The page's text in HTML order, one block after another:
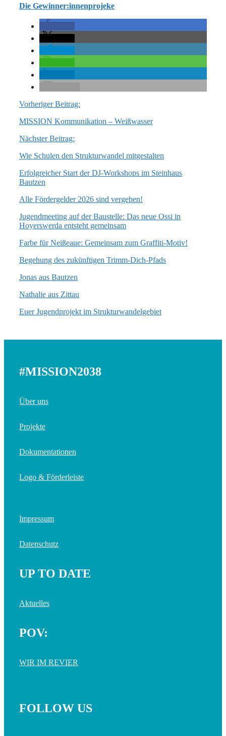
Die Gewinner:innenprojeke
Vorheriger Beitrag:
MISSION Kommunikation – Weißwasser
Nächster Beitrag:
Wie Schulen den Strukturwandel mitgestalten
Erfolgreicher Start der DJ-Workshops im Steinhaus
Bautzen
Alle Fördergelder 2026 sind vergeben!
Jugendmeeting auf der Baustelle: Das neue Ossi in
Hoyerswerda entsteht gemeinsam
Farbe für Neißeaue: Gemeinsam zum Graffiti-Motiv!
Begehung des zukünftigen Trimm-Dich-Pfads
Jonas aus Bautzen
Nathalie aus Zittau
Euer Jugendprojekt im Strukturwandelgebiet
#MISSION2038
Über uns
Projekte
Dokumentationen
Logo & Förderleiste
Impressum
Datenschutz
UP TO DATE
Aktuelles
POV:
WIR IM REVIER
FOLLOW US